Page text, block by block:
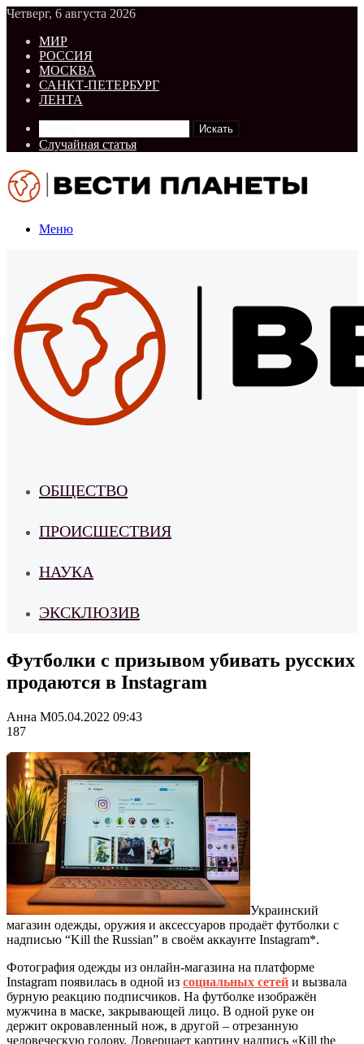
Четверг, 6 августа 2026
МИР
РОССИЯ
МОСКВА
САНКТ-ПЕТЕРБУРГ
ЛЕНТА
Искать
Случайная статья
Меню
ОБЩЕСТВО
ПРОИСШЕСТВИЯ
НАУКА
ЭКСКЛЮЗИВ
Футболки с призывом убивать русских
продаются в Instagram
Анна М05.04.2022 09:43
187
Украинский
магазин одежды, оружия и аксессуаров продаёт футболки с
надписью “Kill the Russian” в своём аккаунте Instagram*.
Фотография одежды из онлайн-магазина на платформе
Instagram появилась в одной из социальных сетей и вызвала
бурную реакцию подписчиков. На футболке изображён
мужчина в маске, закрывающей лицо. В одной руке он
держит окровавленный нож, в другой – отрезанную
человеческую голову. Довершает картину надпись «Кill the